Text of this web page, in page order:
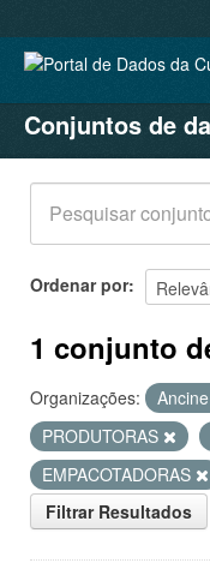
CONJUNTOS DE
ORGANIZAÇÕES
GRUPOS
SOBRE
Conjuntos de
Ordenar por
1 conjunto
Organizações: Ancine
PRODUTORAS
EMPACOTADORAS
Filtrar Resultados